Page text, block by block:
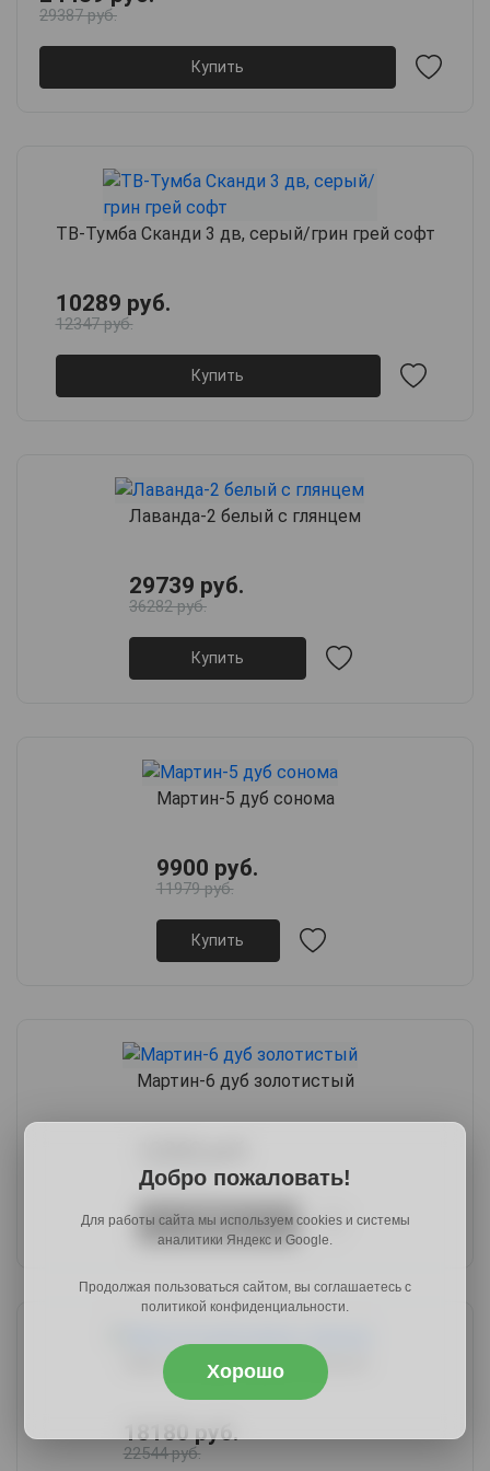
29387 руб.
Купить
ТВ-Тумба Сканди 3 дв, серый/грин грей софт
10289 руб.
12347 руб.
Купить
Лаванда-2 белый с глянцем
29739 руб.
36282 руб.
Купить
Мартин-5 дуб сонома
9900 руб.
11979 руб.
Купить
Мартин-6 дуб золотистый
15080 руб.
Купить
Мартин-8 дуб апрель тёмный
18180 руб.
22544 руб.
Добро пожаловать!
Для работы сайта мы используем cookies и системы
аналитики Яндекс и Google.
Продолжая пользоваться сайтом, вы соглашаетесь с
политикой конфиденциальности.
Хорошо